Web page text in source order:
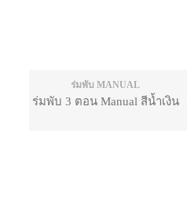
ร่มพับ MANUAL
ร่มพับ 3 ตอน Manual สีน้ำเงิน